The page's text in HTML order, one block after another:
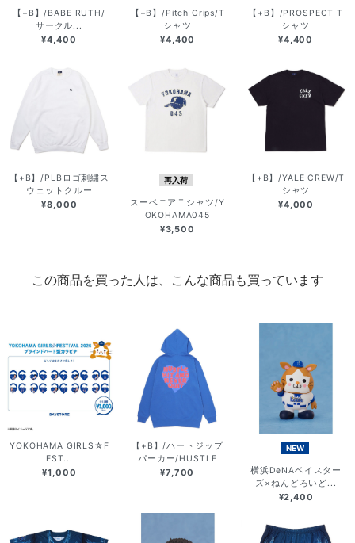
【+B】/BABE RUTH/
サークル...
¥4,400
【+B】/Pitch Grips/T
シャツ
¥4,400
【+B】/PROSPECT T
シャツ
¥4,400
【+B】/PLBロゴ刺繍ス
ウェットクルー
¥8,000
再入荷
スーベニアＴシャツ/Y
OKOHAMA045
¥3,500
【+B】/YALE CREW/T
シャツ
¥4,000
この商品を買った人は、こんな商品も買っています
YOKOHAMA GIRLS☆F
EST...
¥1,000
【+B】/ハートジップ
パーカー/HUSTLE
¥7,700
NEW
横浜DeNAベイスター
ズ×ねんどろいど...
¥2,400